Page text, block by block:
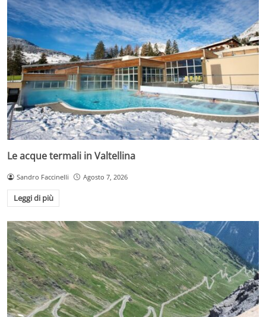
Le acque termali in Valtellina
Sandro Faccinelli Agosto 7, 2026
Leggi di più